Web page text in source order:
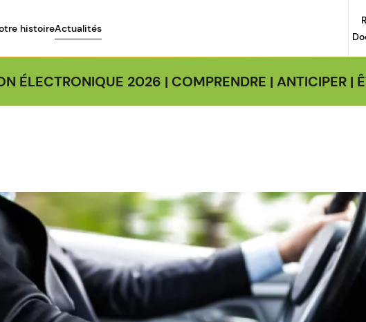
histoireActualités
ÉLECTRONIQUE 2026 | COMPRENDRE | ANTICIPER |